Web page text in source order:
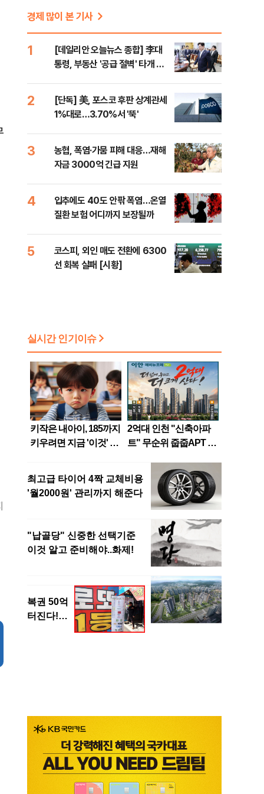
경제 많이 본 기사
1
[데일리안 오늘뉴스 종합] 李대
통령, 부동산 '공급 절벽' 타개 총
위해 李 견제 사활 등
2
[단독] 美, 포스코 후판 상계관세
1%대로…3.70%서 '뚝'
3
농협, 폭염·가뭄 피해 대응…재해
자금 3000억 긴급 지원
4
입추에도 40도 안팎 폭염…온열
질환 보험 어디까지 보장될까
5
코스피, 외인 매도 전환에 6300
선 회복 실패 [시황]